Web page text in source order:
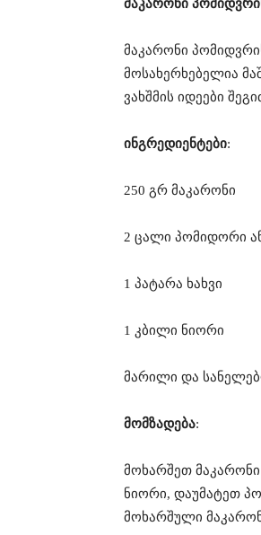
მაკარონი
მაკარონი
მოსახერხებელია
ვახშმის იდეები
ინგრედიენტები:
250 გრ მაკარონი
2 ცალი პომიდორი
1 პატარა ხახვი
1 კბილი ნიორი
მარილი და
მომზადება:
მოხარშეთ
ნიორი, დაუმატეთ
მოხარშული